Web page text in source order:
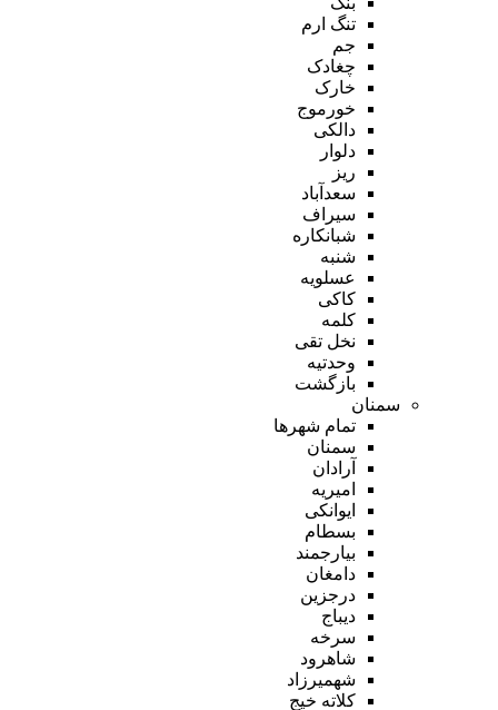
تنگ ارم
جم
چغادک
خارک
خورموج
دالکی
دلوار
ریز
سعدآباد
سیراف
شبانکاره
شنبه
عسلویه
کاکی
کلمه
نخل تقی
وحدتیه
بازگشت
سمنان
تمام شهر‌ها
سمنان
آرادان
امیریه
ایوانکی
بسطام
بیارجمند
دامغان
درجزین
دیباج
سرخه
شاهرود
شهمیرزاد
کلاته خیج